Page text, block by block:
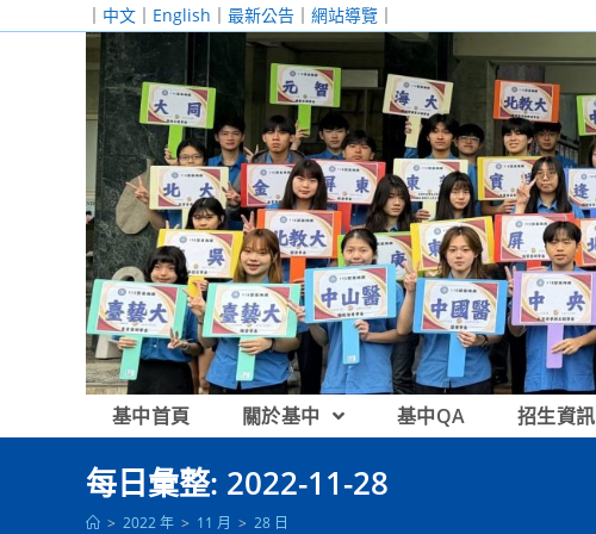
｜ 中文 ｜ English ｜ 最新公告 ｜ 網站導覽 ｜
基中首頁 關於基中 基中QA 招生資訊
每日彙整: 2022-11-28
> 2022 年 > 11 月 > 28 日